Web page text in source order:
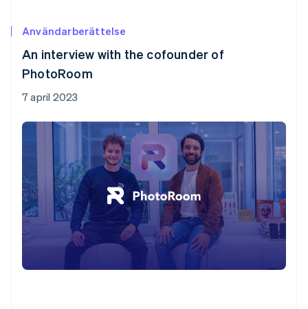
Användarberättelse
An interview with the cofounder of
PhotoRoom
7 april 2023